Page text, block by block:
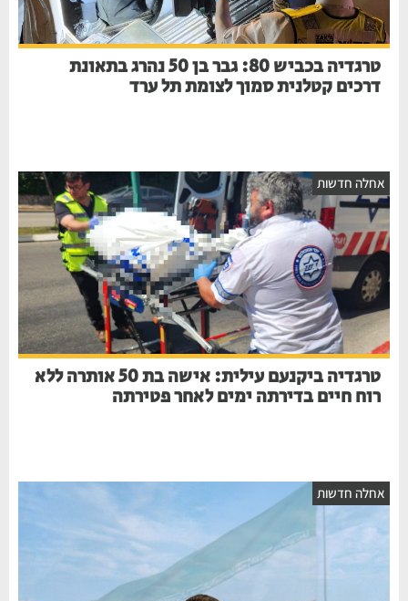
טרגדיה בכביש 80: גבר בן 50 נהרג בתאונת
דרכים קטלנית סמוך לצומת תל ערד
אחלה חדשות
טרגדיה ביקנעם עילית: אישה בת 50 אותרה ללא
רוח חיים בדירתה ימים לאחר פטירתה
אחלה חדשות